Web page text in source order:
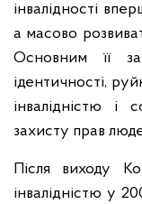
інвалідності
а масово
Основним її
ідентичності,
інвалідністю і
захисту прав
Після виходу
інвалідністю у